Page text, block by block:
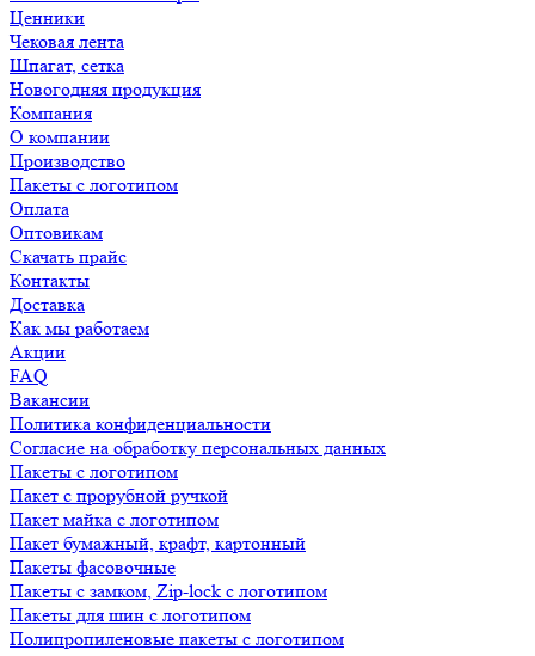
Ценники
Чековая лента
Шпагат, сетка
Новогодняя продукция
Компания
О компании
Производство
Пакеты с логотипом
Оплата
Оптовикам
Скачать прайс
Контакты
Доставка
Как мы работаем
Акции
FAQ
Вакансии
Политика конфиденциальности
Согласие на обработку персональных данных
Пакеты с логотипом
Пакет с прорубной ручкой
Пакет майка с логотипом
Пакет бумажный, крафт, картонный
Пакеты фасовочные
Пакеты с замком, Zip-lock с логотипом
Пакеты для шин с логотипом
Полипропиленовые пакеты с логотипом